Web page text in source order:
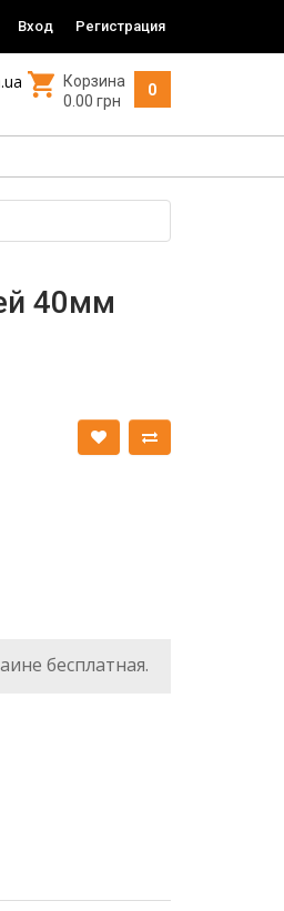
Вход Регистрация
0
Корзина
0.00 грн
40мм
бесплатная.